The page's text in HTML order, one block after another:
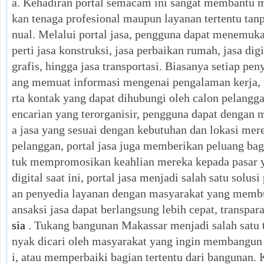
kan tenaga profesional maupun layanan tertentu
nual. Melalui portal jasa, pengguna dapat
perti jasa konstruksi, jasa perbaikan rumah, jasa
grafis, hingga jasa transportasi. Biasanya setiap
ang memuat informasi mengenai pengalaman
rta kontak yang dapat dihubungi oleh calon
encarian yang terorganisir, pengguna dapat dengan
a jasa yang sesuai dengan kebutuhan dan lokasi
pelanggan, portal jasa juga memberikan peluang
tuk mempromosikan keahlian mereka kepada pasar
digital saat ini, portal jasa menjadi salah satu
an penyedia layanan dengan masyarakat yang
ansaksi jasa dapat berlangsung lebih cepat,
sia . Tukang bangunan Makassar menjadi salah
nyak dicari oleh masyarakat yang ingin
i, atau memperbaiki bagian tertentu dari bangunan.